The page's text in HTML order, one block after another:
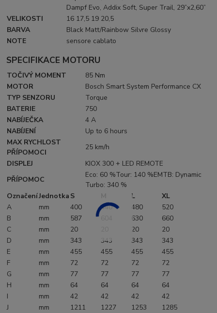
Dampf Evo, Addix Soft, Super Trail, 29”x2,60”
VELIKOSTI
16 17,5 19 20,5
BARVA
Black Matt/Rainbow Silvre Glossy
NOTE
sensore cablato
SPECIFIKACE MOTORU
TOČIVÝ MOMENT
85 Nm
MOTOR
Bosch Smart System Performance CX
TYP SENZORU
Torque
BATERIE
750
NABÍJEČKA
4 A
NABÍJENÍ
Up to 6 hours
MAX RYCHLOST
PŘÍPOMOCI
25 km/h
DISPLEJ
KIOX 300 + LED REMOTE
PŘÍPOMOC
Eco: 60 %Tour: 140 %EMTB: Dynamic
Turbo: 340 %
OznačeníJednotka S L
XL
A
mm 400 440 480
520
B
mm 587 630
660
C
mm 20 20
20
D
mm 343 343 343
343
E
mm 455 455 455
455
F
mm 72 72 72
72
G
mm 77 77 77
77
H
mm 64 64 64
64
I
mm 42 42 42
42
J
mm 1211 1227 1253
1285